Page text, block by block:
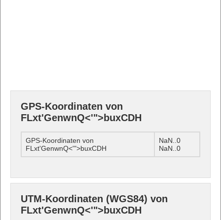
GPS-Koordinaten von
FLxt'GenwnQ<'">buxCDH
GPS-Koordinaten von
FLxt'GenwnQ<'">buxCDH
NaN..0
NaN..0
UTM-Koordinaten (WGS84) von
FLxt'GenwnQ<'">buxCDH